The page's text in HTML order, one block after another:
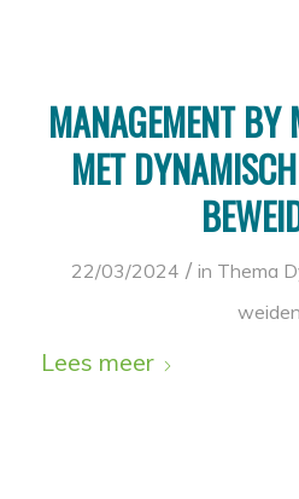
MANAGEMENT BY
MET
22/03/2024 / in Thema
weiden
Lees meer